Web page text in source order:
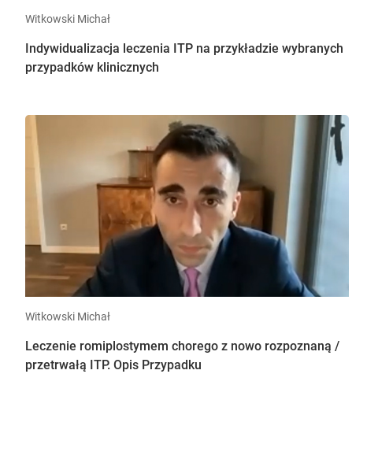
Witkowski Michał
Indywidualizacja leczenia ITP na przykładzie wybranych
przypadków klinicznych
Witkowski Michał
Leczenie romiplostymem chorego z nowo rozpoznaną /
przetrwałą ITP. Opis Przypadku